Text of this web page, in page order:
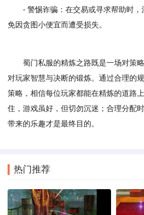
- 警惕诈骗：在交易或寻求帮助时，
免因贪图小便宜而遭受损失。
蜀门私服的精炼之路既是一场对策略
对玩家智慧与决断的锻炼。通过合理的
策略，相信每位玩家都能在精炼的道路
住，游戏虽好，但切勿沉迷；合理分配
带来的乐趣才是最终目的。
热门推荐